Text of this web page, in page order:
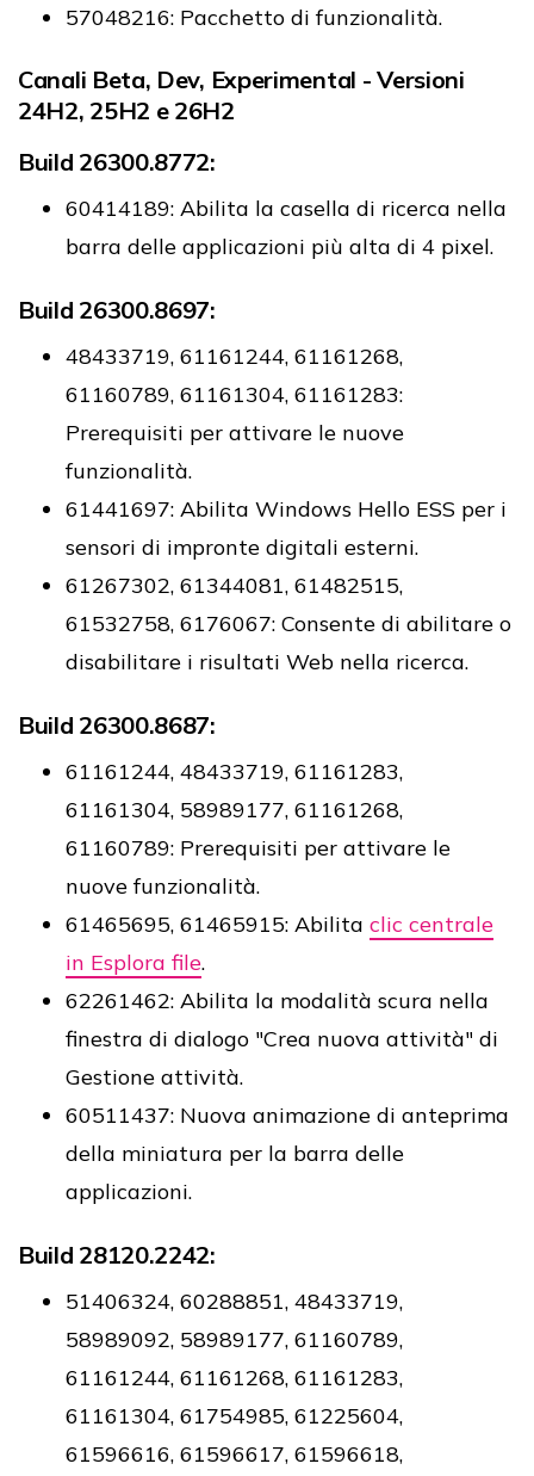
57048216: Pacchetto di funzionalità.
Canali Beta, Dev, Experimental - Versioni
24H2, 25H2 e 26H2
Build 26300.8772:
60414189: Abilita la casella di ricerca nella
barra delle applicazioni più alta di 4 pixel.
Build 26300.8697:
48433719, 61161244, 61161268,
61160789, 61161304, 61161283:
Prerequisiti per attivare le nuove
funzionalità.
61441697: Abilita Windows Hello ESS per i
sensori di impronte digitali esterni.
61267302, 61344081, 61482515,
61532758, 6176067: Consente di abilitare o
disabilitare i risultati Web nella ricerca.
Build 26300.8687:
61161244, 48433719, 61161283,
61161304, 58989177, 61161268,
61160789: Prerequisiti per attivare le
nuove funzionalità.
61465695, 61465915: Abilita clic centrale
in Esplora file.
62261462: Abilita la modalità scura nella
finestra di dialogo "Crea nuova attività" di
Gestione attività.
60511437: Nuova animazione di anteprima
della miniatura per la barra delle
applicazioni.
Build 28120.2242:
51406324, 60288851, 48433719,
58989092, 58989177, 61160789,
61161244, 61161268, 61161283,
61161304, 61754985, 61225604,
61596616, 61596617, 61596618,